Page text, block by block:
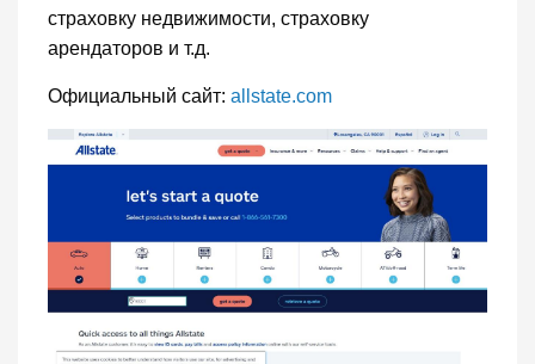
страховку недвижимости, страховку
арендаторов и т.д.
Официальный сайт: allstate.com